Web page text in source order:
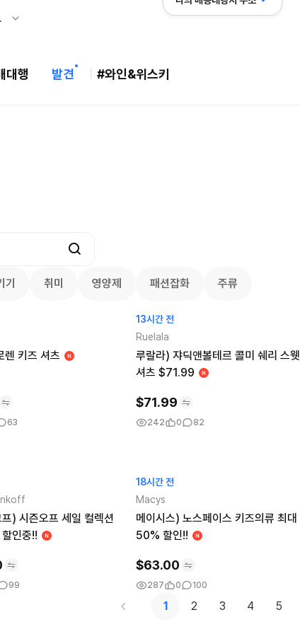
50% 할인!
대행 발견 #와인&위스키
기 취미 영양제 패션잡화 주류
렌 키즈 셔츠
63
13시간 전
Ruelala
루랄라) 쟈딕앤볼테르 콜미 쉐리 스웻
셔츠 $71.99
$71.99
242 0 82
) 시즌오프 세일 컬렉션
인중!!
99
18시간 전
Macys
메이시스) 노스페이스 키즈의류 최대
50% 할인!!
$63.00
287 0 100
1 2 3 4 5